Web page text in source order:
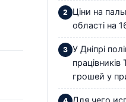
Ціни на
області на
У Дніпрі
грошей у